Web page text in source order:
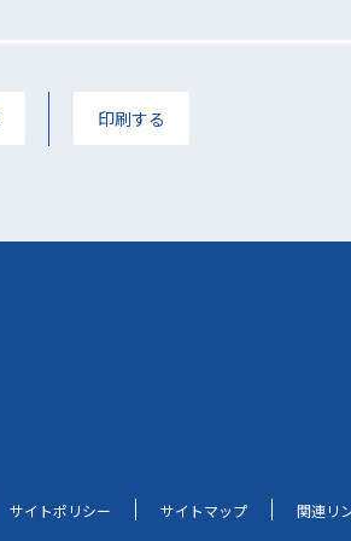
印刷する
サイトポリシー サイトマップ 関連リ